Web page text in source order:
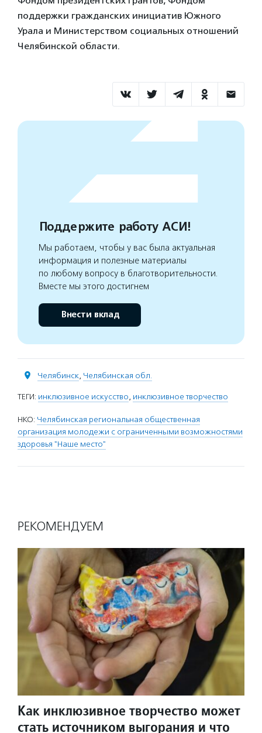
поддержки гражданских инициатив Южного
Урала и Министерством социальных отношений
Челябинской области.
Поддержите работу АСИ!
Мы работаем, чтобы у вас была актуальная
информация и полезные материалы
по любому вопросу в благотворительности.
Вместе мы этого достигнем
Внести вклад
Челябинск, Челябинская обл.
ТЕГИ: инклюзивное искусство, инклюзивное творчество
НКО: Челябинская региональная общественная
организация молодежи с ограниченными возможностями
здоровья "Наше место"
РЕКОМЕНДУЕМ
Как инклюзивное творчество может
стать источником выгорания и что